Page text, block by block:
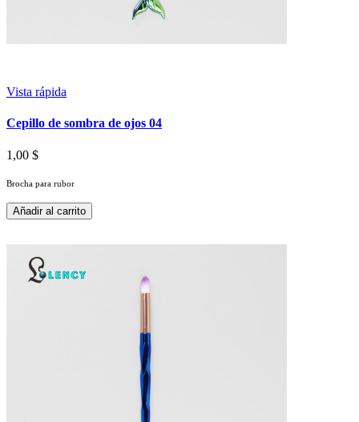
Vista rápida
Cepillo de sombra de ojos 04
1,00 $
Brocha para rubor
Añadir al carrito